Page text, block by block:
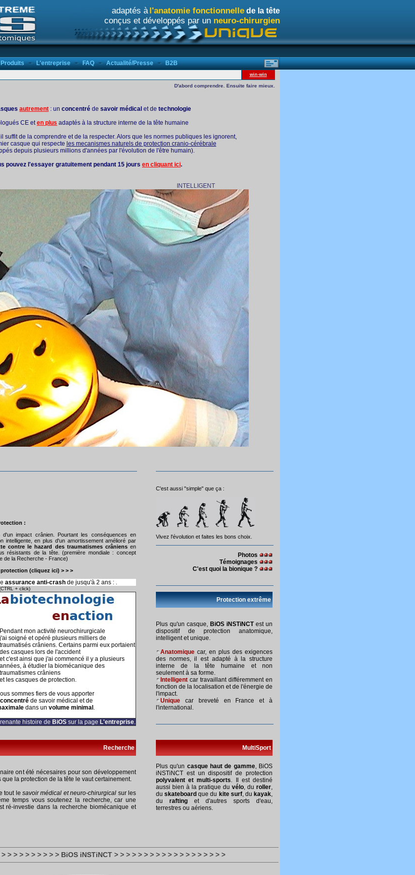
adaptés à l'anatomie fonctionnelle de la tête
conçus et développés par un neuro-chirurgien
Produits L'entreprise FAQ Actualité/Presse B2B
win-win
D'abord comprendre. Ensuite faire mieux.
autrement : un concentré de savoir médical et de technologie
CE eten plus adaptés à la structure interne de la tête humaine
suffit de la comprendre et de la respecter. Alors que les normes publiques les ignorent,
casque qui respecte les mecanismes naturels de protection cranio-cérébrale
depuis plusieurs millions d'années par l'évolution de l'être humain).
pouvez l'essayer gratuitement pendant 15 jours en cliquant ici.
INTELLIGENT
:
impact crânien. Pourtant les conséquences en
intelligente, en plus d'un amortissement amélioré par
contre le hazard des traumatismes crâniensen
résistants de la tête. (première mondiale : concept
de la Recherche - France)
(cliquez ici) > > >
assurance anti-cras h de jusqu'à 2 ans : .
+ click)
C'est aussi "simple" que ça :
Vivez l'évolution et faites les bons choix.
Photos
Témoignages
C'est quoi la bionique ?
Pendant mon activité neurochirurgicale
j'ai soigné et opéré plusieurs milliers de
traumatisés crâniens. Certains parmi eux portaient
des casques lors de l'accident
et c'est ainsi que j'ai commencé il y a plusieurs
années, à étudier la biomécanique des
traumatismes crâniens
et les casques de protection.
sommes fiers de vous apporter
concentré de savoir médical et de
dans un volume minimal .
histoire de BiOS sur la page L'entreprise.
Protection extrême
Plus qu'un casque, BiOS iNSTiNCTest un
dispositif de protection anatomique,
intelligent et unique.
Anatomique car, en plus des exigences
des normes, il est adapté à la structure
interne de la tête humaine et non
seulement à sa forme.
Intelligent car travaillant différemment en
fonction de la localisation et de l'énergie de
l'impact.
Unique car breveté en France et à
l'international.
Recherche
ont été nécesaires pour son développement
la protection de la tête le vaut certainement.
tout lesavoir médical et neuro-chirurgical sur les
temps vous soutenez la recherche, car une
ré-investie dans la recherche biomécanique et
MultiSport
Plus qu'un casque haut de gamme, BiOS
iNSTiNCT est un dispositif de protection
polyvalent et multi-sports. Il est destiné
aussi bien à la pratique du vélo, du roller,
duskateboard que du kite surf, du kayak,
du rafting et d'autres sports d'eau,
terrestres ou aériens.
> > > > > > > > > BiOS iNSTiNCT > > > > > > > > > > > > > > > > > > >